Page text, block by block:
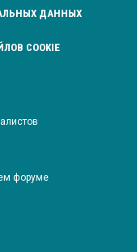
ДАННЫХ
COOKIE
форуме